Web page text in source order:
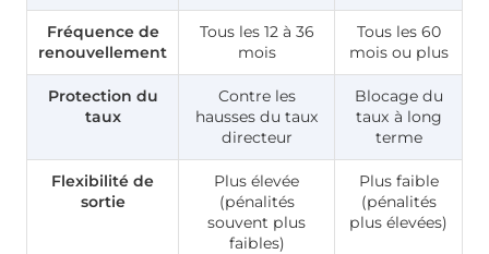
Fréquence de
renouvellement
Tous les 12 à 36
mois
Tous les 60
mois ou plus
Protection du
taux
Contre les
hausses du taux
directeur
Blocage du
taux à long
terme
Flexibilité de
sortie
Plus élevée
(pénalités
souvent plus
faibles)
Plus faible
(pénalités
plus élevées)